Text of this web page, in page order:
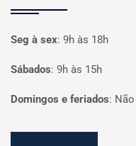
Seg à sex: 9h às 18h
Sábados: 9h às 15h
Domingos e feriados: